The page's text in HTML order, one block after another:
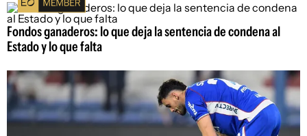
Fondos ganaderos: lo que deja la sentencia de condena al
Estado y lo que falta